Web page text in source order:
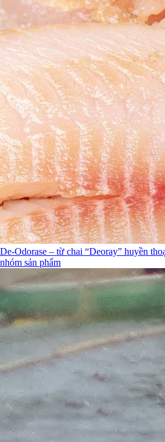
De-Odorase – từ chai “Deoray” huyền
nhóm sản phẩm